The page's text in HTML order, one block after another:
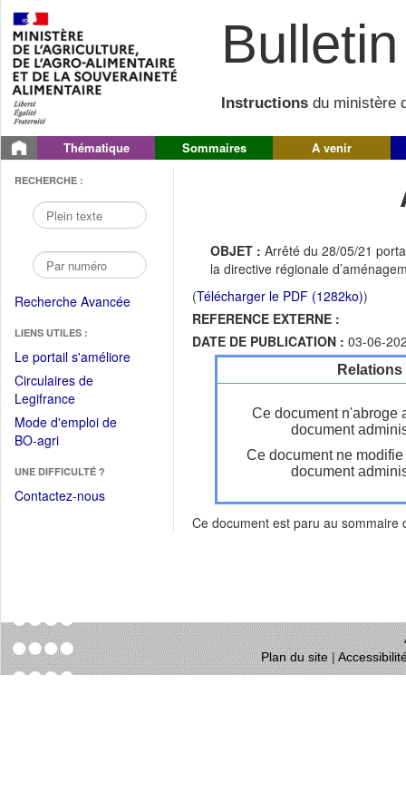
Instructions du ministère
Thématique Sommaires A venir
RECHERCHE :
Recherche Avancée
LIENS UTILES :
Le portail s'améliore(Fichier
Circulaires de
Legifrance(Ouvrir
dans
une
fenêtre)
Mode d'emploi de
BO-agri(Ouvrir
une
nouvelle
UNE DIFFICULTÉ ?
Contactez-nous
OBJET : Arrêté du 28/05/21
la directive régionale
(Télécharger le PDF (1282ko))
REFERENCE EXTERNE :
DATE DE PUBLICATION : 03-06-
Ce document n'abroge
document
Ce document ne
document
Ce document est paru au sommaire
Plan du site|